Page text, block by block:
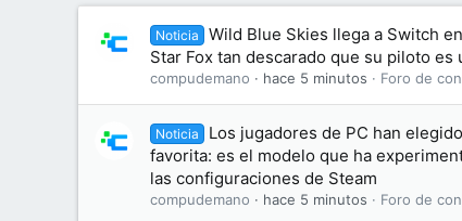
Noticia
Wild Blue Skies llega a Switch
Star Fox tan descarado que su piloto es
compudemano hace 5 minutos Foro de
Noticia
Los jugadores de PC han
favorita: es el modelo que ha
las configuraciones de Steam
compudemano hace 5 minutos Foro de